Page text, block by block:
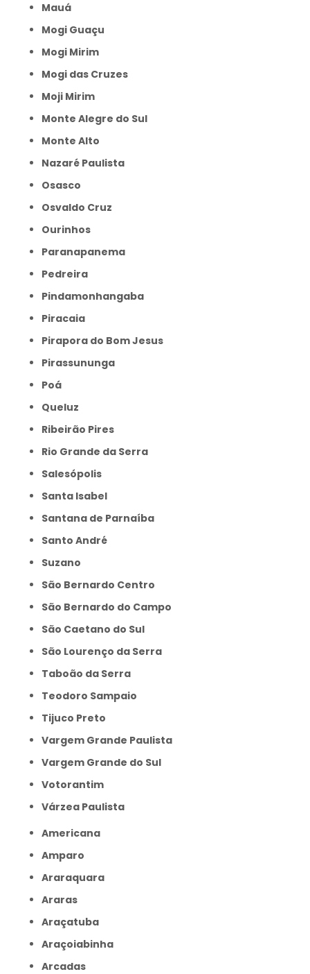
Mauá
Mogi Guaçu
Mogi Mirim
Mogi das Cruzes
Moji Mirim
Monte Alegre do Sul
Monte Alto
Nazaré Paulista
Osasco
Osvaldo Cruz
Ourinhos
Paranapanema
Pedreira
Pindamonhangaba
Piracaia
Pirapora do Bom Jesus
Pirassununga
Poá
Queluz
Ribeirão Pires
Rio Grande da Serra
Salesópolis
Santa Isabel
Santana de Parnaíba
Santo André
Suzano
São Bernardo Centro
São Bernardo do Campo
São Caetano do Sul
São Lourenço da Serra
Taboão da Serra
Teodoro Sampaio
Tijuco Preto
Vargem Grande Paulista
Vargem Grande do Sul
Votorantim
Várzea Paulista
Americana
Amparo
Araraquara
Araras
Araçatuba
Araçoiabinha
Arcadas